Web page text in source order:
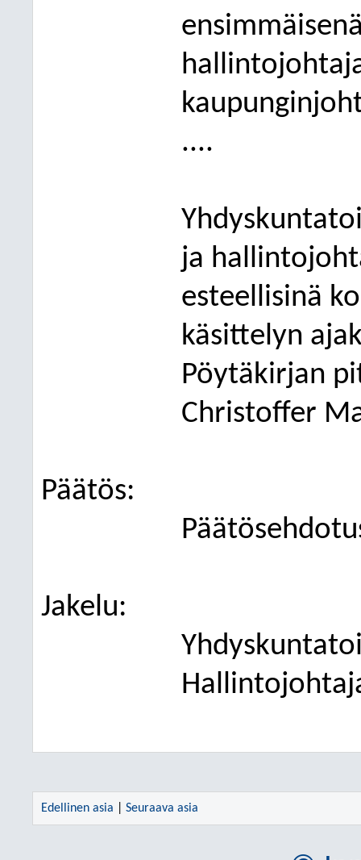
....
ja
esteellisinä
käsittelyn
Pöytäkirjan
Christoffer
Päätös:
Jakelu:
Edellinen asia Seuraava asia